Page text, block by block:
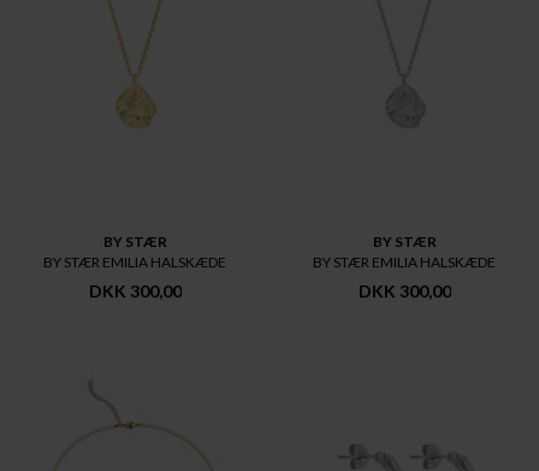
BY STÆR
BY STÆR EMILIA HALSKÆDE
DKK 300,00
BY STÆR
BY STÆR EMILIA HALSKÆDE
DKK 300,00